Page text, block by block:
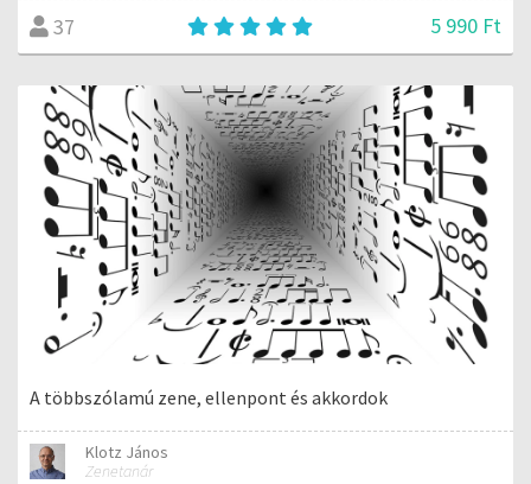
37 5 990 Ft
A többszólamú zene, ellenpont és akkordok
Klotz János
Zenetanár